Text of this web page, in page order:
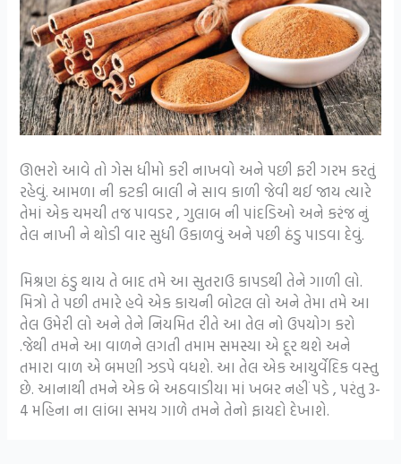
ઊભરો આવે તો ગેસ ધીમો કરી નાખવો અને પછી ફરી ગરમ કરતું
રહેવું. આમળા ની કટકી બાલી ને સાવ કાળી જેવી થઈ જાય ત્યારે
તેમાં એક ચમચી તજ પાવડર , ગુલાબ ની પાંદડિઓ અને કરંજ નું
તેલ નાખી ને થોડી વાર સુધી ઉકાળવું અને પછી ઠંડુ પાડવા દેવું.
મિશ્રણ ઠંડુ થાય તે બાદ તમે આ સુતરાઉ કાપડથી તેને ગાળી લો.
મિત્રો તે પછી તમારે હવે એક કાચની બોટલ લો અને તેમા તમે આ
તેલ ઉમેરી લો અને તેને નિયમિત રીતે આ તેલ નો ઉપયોગ કરો
.જેથી તમને આ વાળને લગતી તમામ સમસ્યા એ દૂર થશે અને
તમારા વાળ એ બમણી ઝડપે વધશે. આ તેલ એક આયુર્વેદિક વસ્તુ
છે. આનાથી તમને એક બે અઠવાડીયા માં ખબર નહીં પડે , પરંતુ 3-
4 મહિના ના લાંબા સમય ગાળે તમને તેનો ફાયદો દેખાશે.